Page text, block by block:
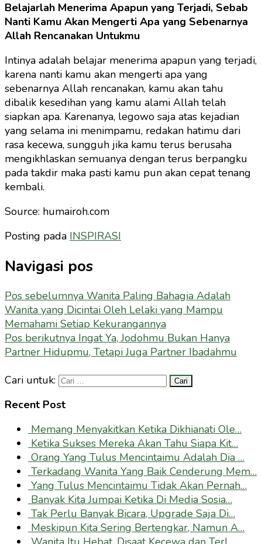
Belajarlah Menerima Apapun yang Terjadi, Sebab
Nanti Kamu Akan Mengerti Apa yang Sebenarnya
Allah Rencanakan Untukmu
Intinya adalah belajar menerima apapun yang terjadi,
karena nanti kamu akan mengerti apa yang
sebenarnya Allah rencanakan, kamu akan tahu
dibalik kesedihan yang kamu alami Allah telah
siapkan apa. Karenanya, legowo saja atas kejadian
yang selama ini menimpamu, redakan hatimu dari
rasa kecewa, sungguh jika kamu terus berusaha
mengikhlaskan semuanya dengan terus berpangku
pada takdir maka pasti kamu pun akan cepat tenang
kembali.
Source: humairoh.com
Posting pada INSPIRASI
Navigasi pos
Pos sebelumnya Wanita Paling Bahagia Adalah
Wanita yang Dicintai Oleh Lelaki yang Mampu
Memahami Setiap Kekurangannya
Pos berikutnya Ingat Ya, Jodohmu Bukan Hanya
Partner Hidupmu, Tetapi Juga Partner Ibadahmu
Cari untuk:
Recent Post
Memang Menyakitkan Ketika Dikhianati Ole…
Ketika Sukses Mereka Akan Tahu Siapa Kit…
Orang Yang Tulus Mencintaimu Adalah Dia …
Terkadang Wanita Yang Baik Cenderung Mem…
Yang Tulus Mencintaimu Tidak Akan Pernah…
Banyak Kita Jumpai Ketika Di Media Sosia…
Tak Perlu Banyak Bicara, Upgrade Saja Di…
Meskipun Kita Sering Bertengkar, Namun A…